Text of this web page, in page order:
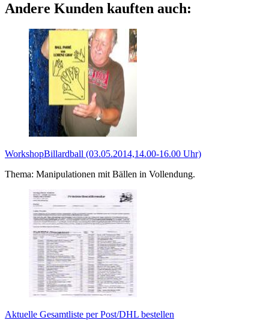
Andere Kunden kauften auch:
WorkshopBillardball (03.05.2014,14.00-16.00 Uhr)
Thema: Manipulationen mit Bällen in Vollendung.
Aktuelle Gesamtliste per Post/DHL bestellen